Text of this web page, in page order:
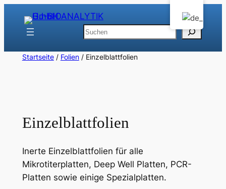
Inhalt
springen
Suchen
Startseite/ Folien/ Einzelblattfolien
Einzelblattfolien
Inerte Einzelblattfolien für alle
Mikrotiterplatten, Deep Well Platten, PCR-
Platten sowie einige Spezialplatten.